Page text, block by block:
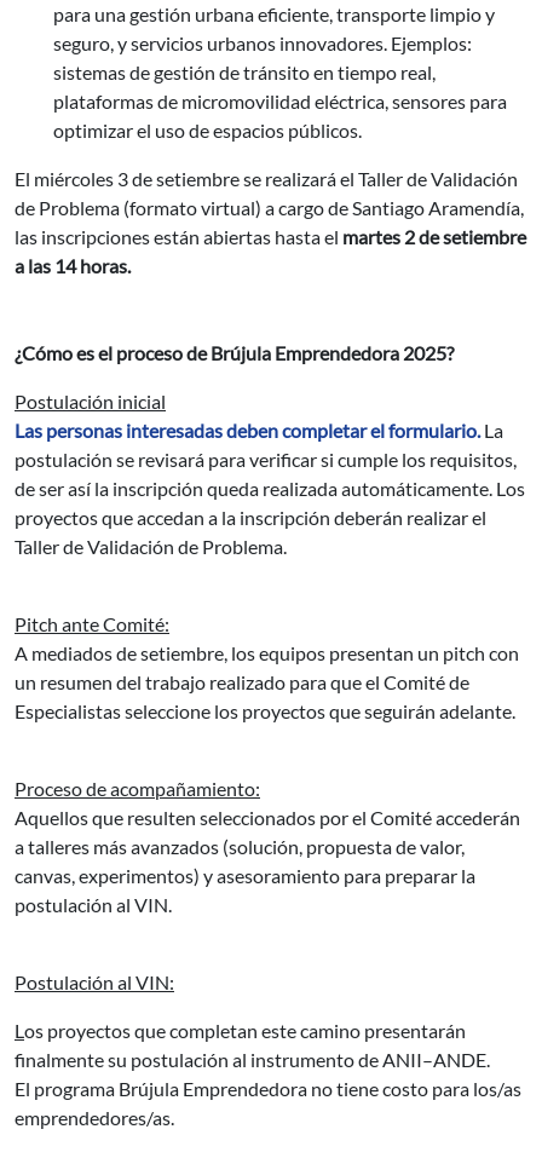
para una gestión urbana eficiente, transporte limpio y
seguro, y servicios urbanos innovadores. Ejemplos:
sistemas de gestión de tránsito en tiempo real,
plataformas de micromovilidad eléctrica, sensores para
optimizar el uso de espacios públicos.
El miércoles 3 de setiembre se realizará el Taller de Validación
de Problema (formato virtual) a cargo de Santiago Aramendía,
las inscripciones están abiertas hasta el martes 2 de setiembre
a las 14 horas.
¿Cómo es el proceso de Brújula Emprendedora 2025?
Postulación inicial
Las personas interesadas deben completar el formulario.La
postulación se revisará para verificar si cumple los requisitos,
de ser así la inscripción queda realizada automáticamente. Los
proyectos que accedan a la inscripción deberán realizar el
Taller de Validación de Problema.
Pitch ante Comité:
A mediados de setiembre, los equipos presentan un pitch con
un resumen del trabajo realizado para que el Comité de
Especialistas seleccione los proyectos que seguirán adelante.
Proceso de acompañamiento:
Aquellos que resulten seleccionados por el Comité accederán
a talleres más avanzados (solución, propuesta de valor,
canvas, experimentos) y asesoramiento para preparar la
postulación al VIN.
Postulación al VIN:
Los proyectos que completan este camino presentarán
finalmente su postulación al instrumento de ANII–ANDE.
El programa Brújula Emprendedora no tiene costo para los/as
emprendedores/as.